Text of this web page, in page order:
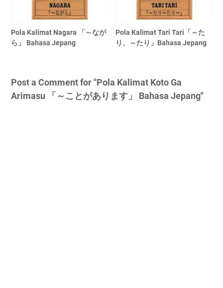
Pola Kalimat Nagara 「～なが
ら」 Bahasa Jepang
Pola Kalimat Tari Tari「～た
り、～たり」Bahasa Jepang
Post a Comment for "Pola Kalimat Koto Ga
Arimasu 「～ことがあります」 Bahasa Jepang"